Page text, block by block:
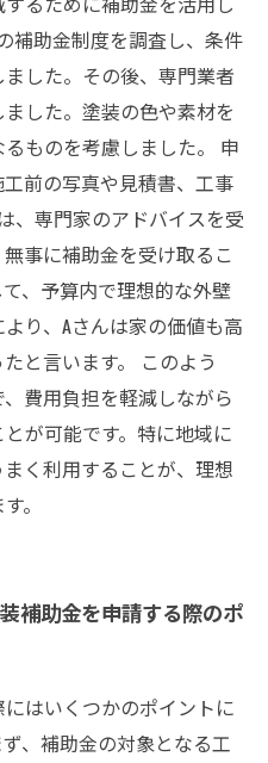
補助金制度を調査し、条件
した。その後、専門業者
した。塗装の色や素材を
ものを考慮しました。 申
前の写真や見積書、工事
、専門家のアドバイスを受
事に補助金を受け取るこ
、予算内で理想的な外壁
り、Aさんは家の価値も高
と言います。 このよう
費用負担を軽減しながら
が可能です。特に地域に
く利用することが、理想
。
補助金を申請する際のポ
はいくつかのポイントに
、補助金の対象となる工